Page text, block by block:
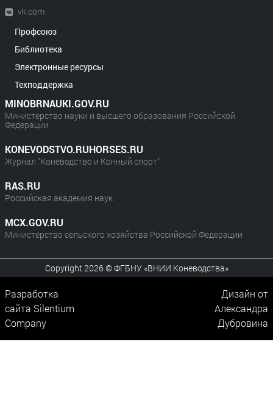
vk.com
Профсоюз
Библиотека
Электронные ресурсы
Техподдержка
MINOBRNAUKI.GOV.RU
Министерство науки и высшего образования Российской
Федерации
KONEVODSTVO.RUHORSES.RU
Журнал "Коневодство и Конный спорт"
RAS.RU
Российская академия наук
MCX.GOV.RU
Министерство сельского хозяйства Российской Федерации
Copyright 2026 © ФГБНУ «ВНИИ Коневодства»
Разработка
сайта Silentium
Company
Дизайн от
Александра
Дубровина